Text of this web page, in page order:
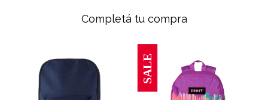
Completá tu compra